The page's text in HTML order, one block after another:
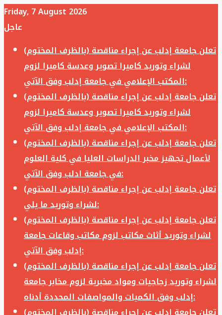
Friday, 7 August 2026
عاجل
تعلن جامعة إدلب عن إجراء مناقصة (بالظرف المختوم)
لشراء وتوريد كاميرا تصوير وعدسة كاميرا لزوم
المكتب الإعلامي في جامعة إدلب وفق الآتي:
تعلن جامعة إدلب عن إجراء مناقصة (بالظرف المختوم)
لشراء وتوريد كاميرا تصوير وعدسة كاميرا لزوم
المكتب الإعلامي في جامعة إدلب وفق الآتي:
تعلن جامعة إدلب عن إجراء مناقصة (بالظرف المختوم)
لأعمال تجهيز مخبر الدراسات العليا في كلية العلوم
في جامعة ادلب وفق الآتي:
تعلن جامعة إدلب عن إجراء مناقصة (بالظرف المختوم)
لشراء وتوريد ما يلي:
تعلن جامعة إدلب عن إجراء مناقصة (بالظرف المختوم)
لشراء وتوريد أثاث مكاتب لزوم مكاتب وقاعات جامعة
إدلب وفق الآتي:
تعلن جامعة إدلب عن إجراء مناقصة (بالظرف المختوم)
لشراء وتوريد زجاجيات ومواد مخبرية لزوم مخابر جامعة
إدلب وفق الكميات والمواصفات المحددة أدناه: